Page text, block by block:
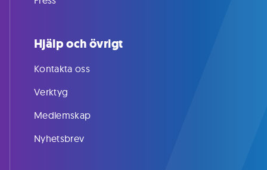
Hjälp och övrigt
Kontakta oss
Verktyg
Medlemskap
Nyhetsbrev